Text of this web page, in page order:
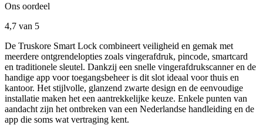
Ons oordeel
4,7 van 5
De Truskore Smart Lock combineert veiligheid en gemak met
meerdere ontgrendelopties zoals vingerafdruk, pincode, smartcard
en traditionele sleutel. Dankzij een snelle vingerafdrukscanner en de
handige app voor toegangsbeheer is dit slot ideaal voor thuis en
kantoor. Het stijlvolle, glanzend zwarte design en de eenvoudige
installatie maken het een aantrekkelijke keuze. Enkele punten van
aandacht zijn het ontbreken van een Nederlandse handleiding en de
app die soms wat vertraging kent.